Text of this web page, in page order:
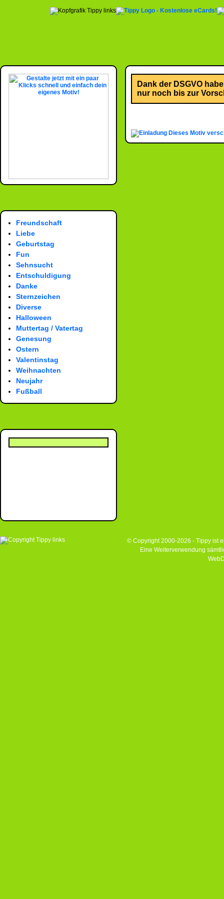
Freundschaft
Liebe
Geburtstag
Fun
Sehnsucht
Entschuldigung
Danke
Sternzeichen
Diverse
Halloween
Muttertag / Vatertag
Genesung
Ostern
Valentinstag
Weihnachten
Neujahr
Fußball
Dank der DSGVO
nur noch bis zur
Dieses Motiv
© Copyright 2000-2026 - Tippy ist
Eine Weiterverwendung